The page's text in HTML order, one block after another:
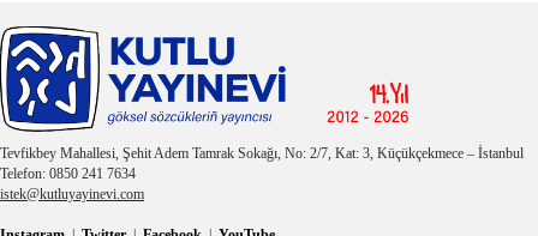
Tevfikbey Mahallesi, Şehit Adem Tamrak Sokağı, No: 2/7, Kat: 3, Küçükçekmece – İstanbul
Telefon: 0850 241 7634
istek@kutluyayinevi.com